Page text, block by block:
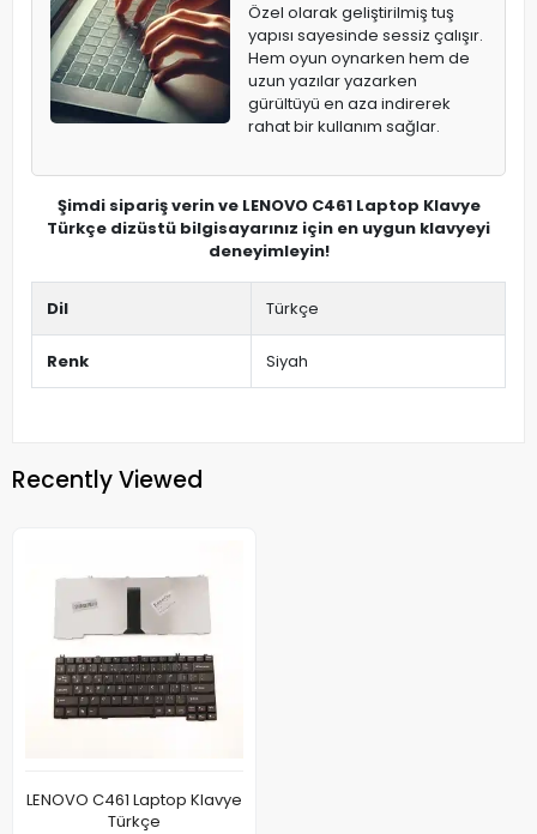
Özel olarak geliştirilmiş tuş
yapısı sayesinde sessiz çalışır.
Hem oyun oynarken hem de
uzun yazılar yazarken
gürültüyü en aza indirerek
rahat bir kullanım sağlar.
Şimdi sipariş verin ve LENOVO C461 Laptop Klavye
Türkçe dizüstü bilgisayarınız için en uygun klavyeyi
deneyimleyin!
Dil Türkçe
Renk Siyah
Recently Viewed
LENOVO C461 Laptop Klavye
Türkçe